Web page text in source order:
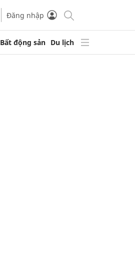
Đăng nhập
Bất động sản Du lịch